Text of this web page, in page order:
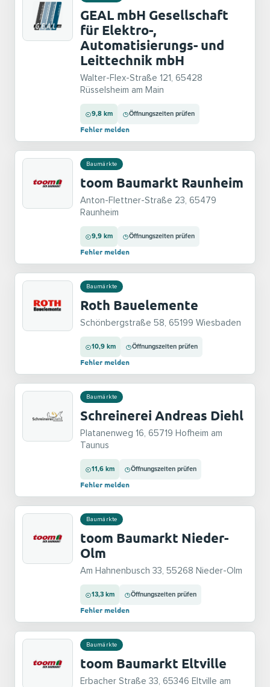
GEAL mbH Gesellschaft
für Elektro-,
Automatisierungs- und
Leittechnik mbH
Walter-Flex-Straße 121, 65428
Rüsselsheim am Main
9,8 km Öffnungszeiten prüfen
Fehler melden
Baumärkte
toom Baumarkt Raunheim
Anton-Flettner-Straße 23, 65479
Raunheim
9,9 km Öffnungszeiten prüfen
Fehler melden
Baumärkte
Roth Bauelemente
Schönbergstraße 58, 65199 Wiesbaden
10,9 km Öffnungszeiten prüfen
Fehler melden
Baumärkte
Schreinerei Andreas Diehl
Platanenweg 16, 65719 Hofheim am
Taunus
11,6 km Öffnungszeiten prüfen
Fehler melden
Baumärkte
toom Baumarkt Nieder-
Olm
Am Hahnenbusch 33, 55268 Nieder-Olm
13,3 km Öffnungszeiten prüfen
Fehler melden
Baumärkte
toom Baumarkt Eltville
Erbacher Straße 33, 65346 Eltville am